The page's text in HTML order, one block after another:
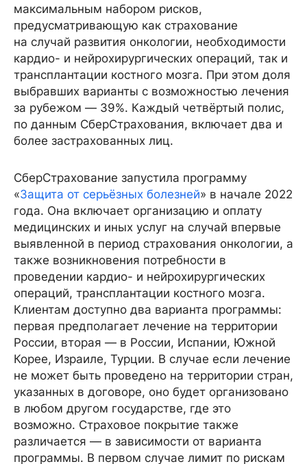
максимальным набором рисков,
предусматривающую как страхование
на случай развития онкологии, необходимости
кардио- и нейрохирургических операций, так и
трансплантации костного мозга. При этом доля
выбравших варианты с возможностью лечения
за рубежом — 39%. Каждый четвёртый полис,
по данным СберСтрахования, включает два и
более застрахованных лиц.
СберСтрахование запустила программу
«Защита от серьёзных болезней» в начале 2022
года. Она включает организацию и оплату
медицинских и иных услуг на случай впервые
выявленной в период страхования онкологии, а
также возникновения потребности в
проведении кардио- и нейрохирургических
операций, трансплантации костного мозга.
Клиентам доступно два варианта программы:
первая предполагает лечение на территории
России, вторая — в России, Испании, Южной
Корее, Израиле, Турции. В случае если лечение
не может быть проведено на территории стран,
указанных в договоре, оно будет организовано
в любом другом государстве, где это
возможно. Страховое покрытие также
различается — в зависимости от варианта
программы. В первом случае лимит по рискам